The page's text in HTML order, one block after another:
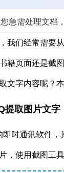
急需处理文档
我们经常需要
籍页面还是截
文字内容呢？
提取图片文字
即时通讯软件
，使用截图工